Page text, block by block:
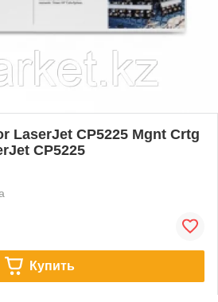
LaserJet CP5225 Mgnt Crtg
CP5225
Купить